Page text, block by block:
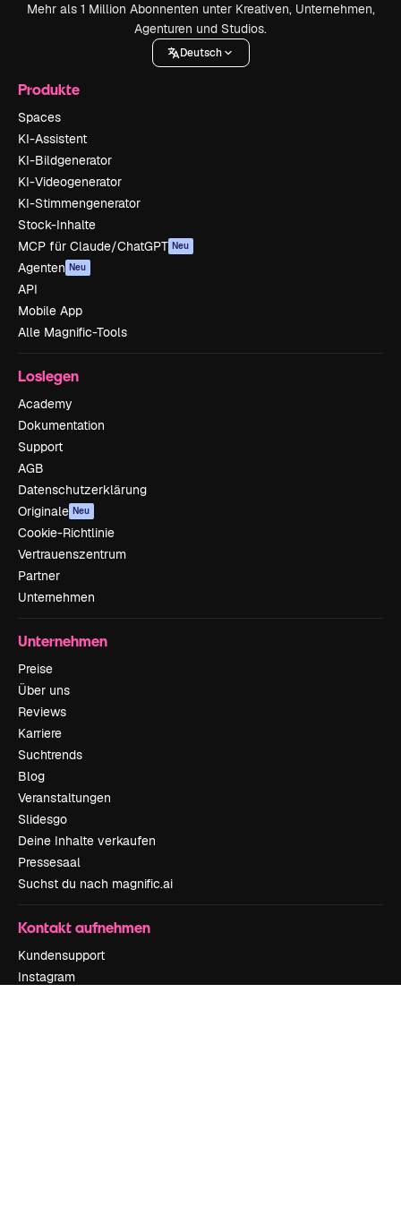
Mehr als 1 Million Abonnenten unter Kreativen, Unternehmen,
Agenturen und Studios.
Deutsch
Produkte
Spaces
KI-Assistent
KI-Bildgenerator
KI-Videogenerator
KI-Stimmengenerator
Stock-Inhalte
MCP für Claude/ChatGPT Neu
Agenten Neu
API
Mobile App
Alle Magnific-Tools
Loslegen
Academy
Dokumentation
Support
AGB
Datenschutzerklärung
Originale Neu
Cookie-Richtlinie
Vertrauenszentrum
Partner
Unternehmen
Unternehmen
Preise
Über uns
Reviews
Karriere
Suchtrends
Blog
Veranstaltungen
Slidesgo
Deine Inhalte verkaufen
Pressesaal
Suchst du nach magnific.ai
Kontakt aufnehmen
Kundensupport
Instagram